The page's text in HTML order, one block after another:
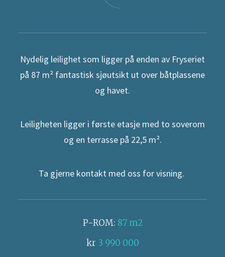
Nydelig leilighet som ligger på enden av Fryseriet
på 87 m² fantastisk sjøutsikt ut over båtplassene
og havet.
Leiligheten ligger i første etasje med to soverom
og en terrasse på 22,5 m².
Ta gjerne kontakt med oss for visning.
P-ROM: 87 m2
kr 3 990 000